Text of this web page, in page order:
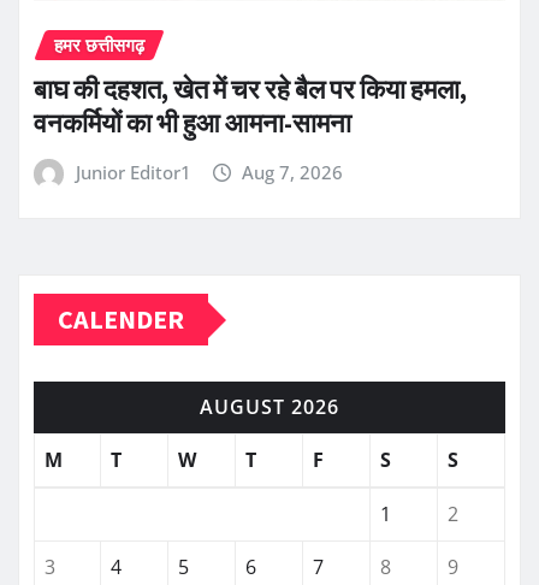
हमर छत्तीसगढ़
बाघ की दहशत, खेत में चर रहे बैल पर किया हमला,
वनकर्मियों का भी हुआ आमना-सामना
Junior Editor1 Aug 7, 2026
CALENDER
AUGUST 2026
M
T W T F S S
1
2
3
4 5 6 7 8
9